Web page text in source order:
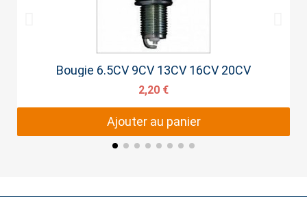
Aperçu rapide
Bougie 6.5CV 9CV 13CV 16CV 20CV
2,20 €
Ajouter au panier